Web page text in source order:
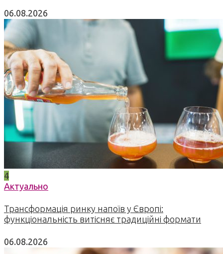
06.08.2026
4
Актуально
Трансформація ринку напоїв у Європі:
функціональність витісняє традиційні формати
06.08.2026